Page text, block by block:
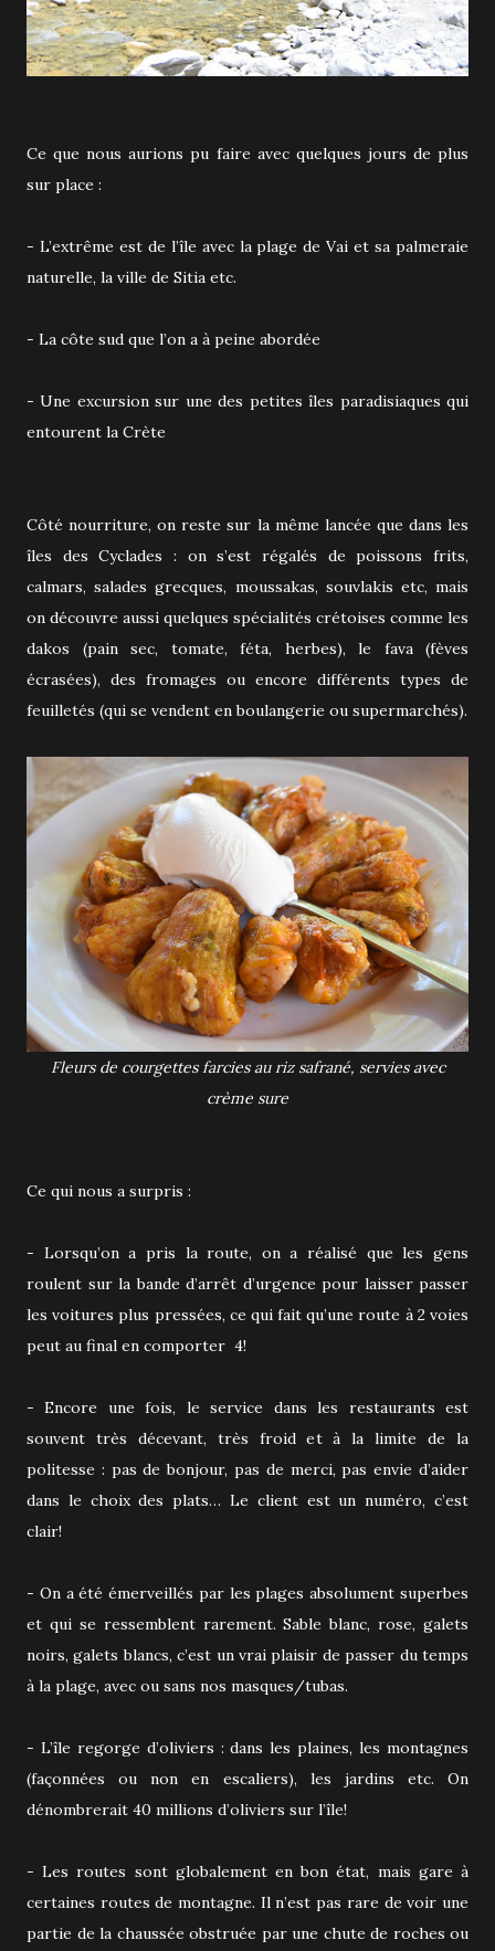
Ce que nous aurions pu faire avec quelques jours de plus
sur place :
- L’extrême est de l’île avec la plage de Vai et sa palmeraie
naturelle, la ville de Sitia etc.
- La côte sud que l’on a à peine abordée
- Une excursion sur une des petites îles paradisiaques qui
entourent la Crète
Côté nourriture, on reste sur la même lancée que dans les
îles des Cyclades : on s’est régalés de poissons frits,
calmars, salades grecques, moussakas, souvlakis etc, mais
on découvre aussi quelques spécialités crétoises comme les
dakos (pain sec, tomate, féta, herbes), le fava (fèves
écrasées), des fromages ou encore différents types de
feuilletés (qui se vendent en boulangerie ou supermarchés).
Fleurs de courgettes farcies au riz safrané, servies avec
crème sure
Ce qui nous a surpris :
- Lorsqu’on a pris la route, on a réalisé que les gens
roulent sur la bande d’arrêt d’urgence pour laisser passer
les voitures plus pressées, ce qui fait qu’une route à 2 voies
peut au final en comporter 4!
- Encore une fois, le service dans les restaurants est
souvent très décevant, très froid et à la limite de la
politesse : pas de bonjour, pas de merci, pas envie d’aider
dans le choix des plats… Le client est un numéro, c’est
clair!
- On a été émerveillés par les plages absolument superbes
et qui se ressemblent rarement. Sable blanc, rose, galets
noirs, galets blancs, c’est un vrai plaisir de passer du temps
à la plage, avec ou sans nos masques/tubas.
- L’île regorge d’oliviers : dans les plaines, les montagnes
(façonnées ou non en escaliers), les jardins etc. On
dénombrerait 40 millions d’oliviers sur l’île!
- Les routes sont globalement en bon état, mais gare à
certaines routes de montagne. Il n’est pas rare de voir une
partie de la chaussée obstruée par une chute de roches ou